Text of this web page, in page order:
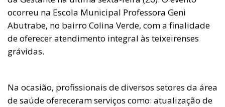
ocorreu na Escola Municipal Professora Geni
Abutrabe, no bairro Colina Verde, com a finalidade
de oferecer atendimento integral às teixeirenses
grávidas.
Na ocasião, profissionais de diversos setores da área
de saúde ofereceram serviços como: atualização de